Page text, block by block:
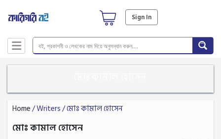
Sign In
Home/ Writers / মোঃ কামাল হোসেন
মোঃ কামাল হোসেন